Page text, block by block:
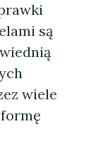
są
wiele